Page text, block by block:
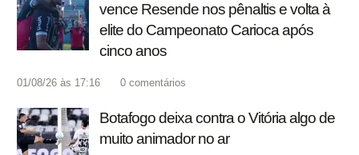
vence Resende nos pênaltis e volta à
elite do Campeonato Carioca após
cinco anos
01/08/26 às 17:16 0 comentários
Botafogo deixa contra o Vitória algo de
muito animador no ar